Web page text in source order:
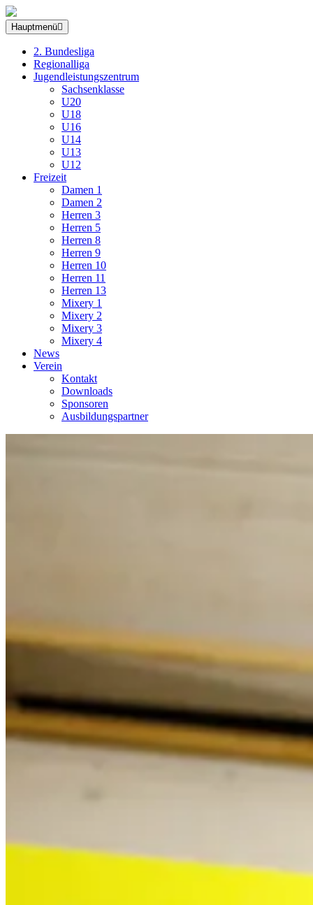
Hauptmenü
2. Bundesliga
Regionalliga
Jugendleistungszentrum
Sachsenklasse
U20
U18
U16
U14
U13
U12
Freizeit
Damen 1
Damen 2
Herren 3
Herren 5
Herren 8
Herren 9
Herren 10
Herren 11
Herren 13
Mixery 1
Mixery 2
Mixery 3
Mixery 4
News
Verein
Kontakt
Downloads
Sponsoren
Ausbildungspartner